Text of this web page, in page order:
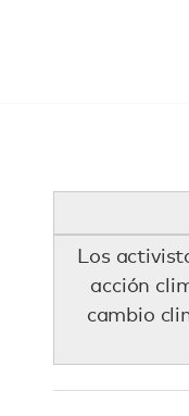
Los
acción
cambio